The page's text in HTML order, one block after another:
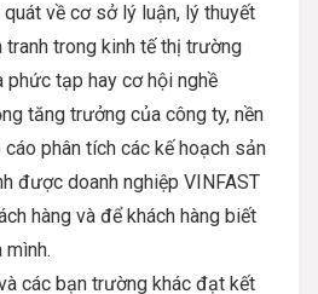
về cơ sở lý luận, lý thuyết
tranh trong kinh tế thị trường
phức tạp hay cơ hội nghề
tăng trưởng của công ty, nền
phân tích các kế hoạch sản
được doanh nghiệp VINFAST
hàng và để khách hàng biết
mình.
các bạn trường khác đạt kết